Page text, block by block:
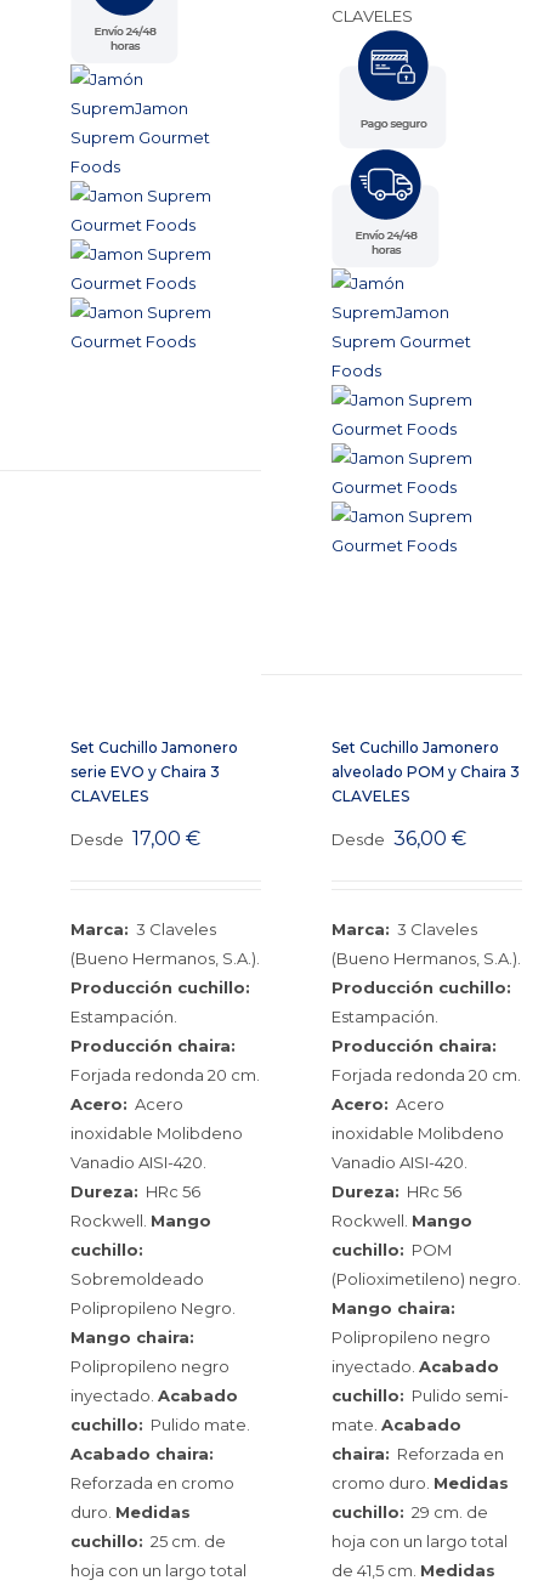
CLAVELES
Set Cuchillo Jamonero
serie EVO y Chaira 3
CLAVELES
Desde 17,00€
Marca: 3 Claveles
(Bueno Hermanos, S.A.).
Producción cuchillo:
Estampación.
Producción chaira:
Forjada redonda 20 cm.
Acero: Acero
inoxidable Molibdeno
Vanadio AISI-420.
Dureza: HRc 56
Rockwell. Mango
cuchillo:
Sobremoldeado
Polipropileno Negro.
Mango chaira:
Polipropileno negro
inyectado.Acabado
cuchillo: Pulido mate.
Acabado chaira:
Reforzada en cromo
duro. Medidas
cuchillo: 25 cm. de
hoja con un largo total
Set Cuchillo Jamonero
alveolado POM y Chaira 3
CLAVELES
Desde 36,00€
Marca: 3 Claveles
(Bueno Hermanos, S.A.).
Producción cuchillo:
Estampación.
Producción chaira:
Forjada redonda 20 cm.
Acero: Acero
inoxidable Molibdeno
Vanadio AISI-420.
Dureza: HRc 56
Rockwell. Mango
cuchillo: POM
(Polioximetileno) negro.
Mango chaira:
Polipropileno negro
inyectado.Acabado
cuchillo: Pulido semi-
mate.Acabado
chaira: Reforzada en
cromo duro. Medidas
cuchillo: 29 cm. de
hoja con un largo total
de 41,5 cm. Medidas